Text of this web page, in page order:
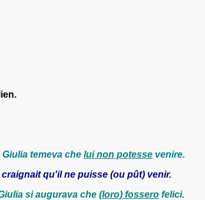
Giulia temeva che lui non potesse venire.
qu'il ne puisse (ou pût) venir.
si augurava che (loro) fossero felici.